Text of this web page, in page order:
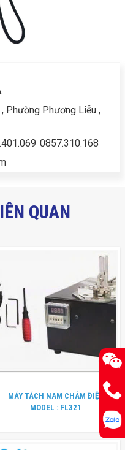
Phường Phương Liễu ,
0857.310.168
QUAN
MÁY TÁCH NAM CHÂM ĐIỆN
MODEL : FL321